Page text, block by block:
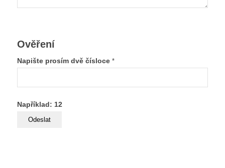
Ověření
Napište prosím dvě čísloce *
Například: 12